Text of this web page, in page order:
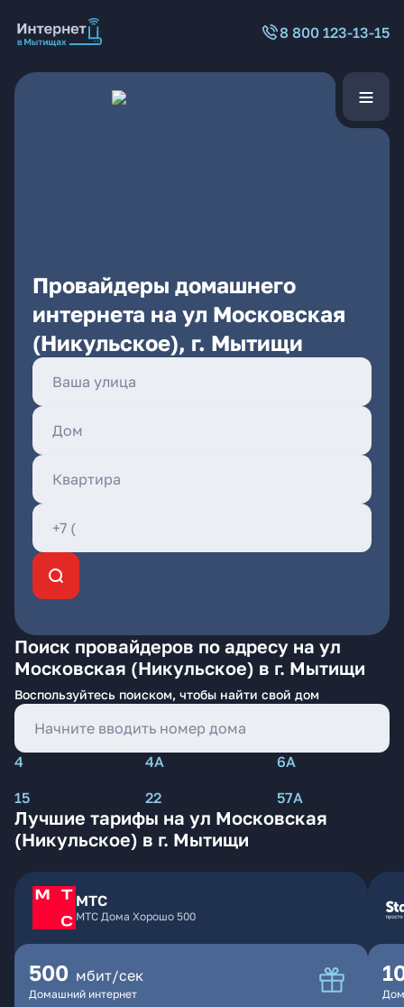
8 800 123-13-15
Провайдеры домашнего
интернета на ул Московская
(Никульское), г. Мытищи
Поиск провайдеров по адресу на ул
Московская (Никульское) в г. Мытищи
Воспользуйтесь поиском, чтобы найти свой дом
4 4А
6А
15
22 57А
Лучшие тарифы на ул Московская
(Никульское) в г. Мытищи
МТС
МТС Дома Хорошо 500
500 мбит/сек
Домашний интернет